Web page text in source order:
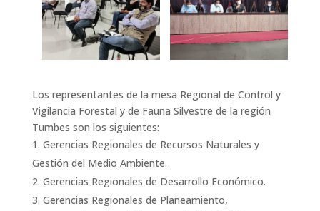
Los representantes de la mesa Regional de Control y
Vigilancia Forestal y de Fauna Silvestre de la región
Tumbes son los siguientes:
Gerencias Regionales de Recursos Naturales y
Gestión del Medio Ambiente.
Gerencias Regionales de Desarrollo Económico.
Gerencias Regionales de Planeamiento,